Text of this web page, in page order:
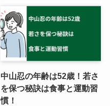
中山忍の年齢は52歳！若さ
を保つ秘訣は食事と運動習
慣！